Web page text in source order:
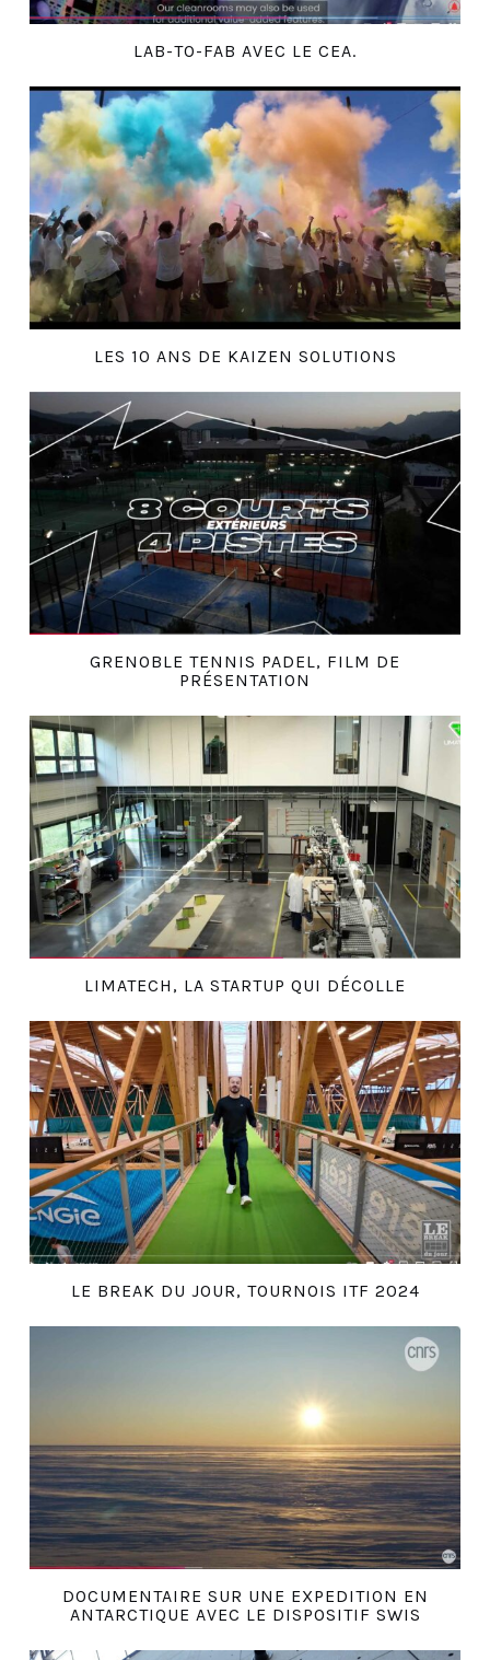
LAB-TO-FAB AVEC LE CEA.
LES 10 ANS DE KAIZEN SOLUTIONS
GRENOBLE TENNIS PADEL, FILM DE
PRÉSENTATION
LIMATECH, LA STARTUP QUI DÉCOLLE
LE BREAK DU JOUR, TOURNOIS ITF 2024
DOCUMENTAIRE SUR UNE EXPEDITION EN
ANTARCTIQUE AVEC LE DISPOSITIF SWIS